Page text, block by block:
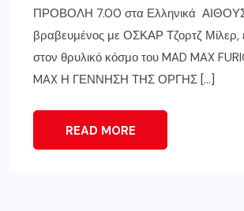
ΠΡΟΒΟΛΗ 7.00 στα Ελληνικά
βραβευμένος με ΟΣΚΑΡ Τζορτζ Μίλερ,
στον θρυλικό κόσμο του MAD MAX
MAX Η ΓΕΝΝΗΣΗ ΤΗΣ ΟΡΓΗΣ […]
READ MORE